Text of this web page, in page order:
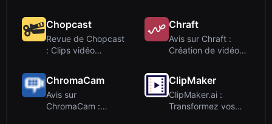
Chopcast
Revue de Chopcast
: Clips vidéo
Chraft
Avis sur Chraft :
Création de vidéos
ChromaCam
Avis sur
ChromaCam :
ClipMaker
ClipMaker.ai :
Transformez vos